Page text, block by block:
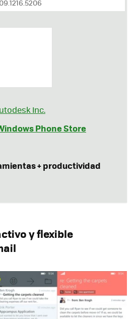
Inc.
Phone Store
+ productividad
y flexible